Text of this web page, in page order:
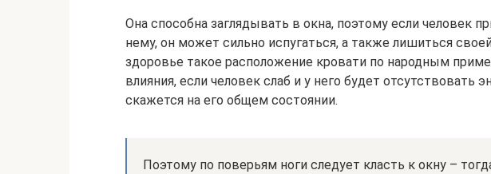
Она способна заглядывать в окна, поэтому если человек
нему, он может сильно испугаться, а также лишиться
здоровье такое расположение кровати по народным
влияния, если человек слаб и у него будет отсутствовать
скажется на его общем состоянии.
Поэтому по поверьям ноги следует класть к окну –